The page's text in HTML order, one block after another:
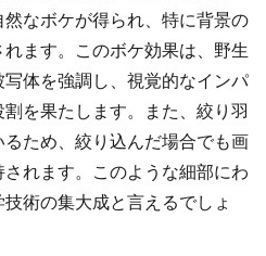
なボケが得られ、特に背景の
ます。このボケ効果は、野生
体を強調し、視覚的なインパ
を果たします。また、絞り羽
ため、絞り込んだ場合でも画
れます。このような細部にわ
術の集大成と言えるでしょ